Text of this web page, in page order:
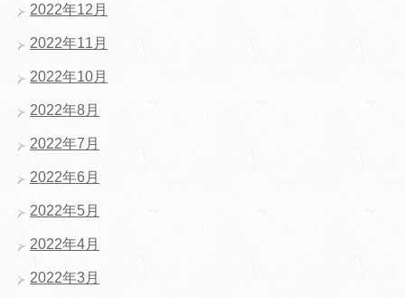
2022年12月
2022年11月
2022年10月
2022年8月
2022年7月
2022年6月
2022年5月
2022年4月
2022年3月